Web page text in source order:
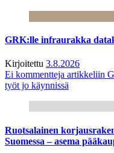
GRK:lle infraurakka
Kirjoitettu 3.8.2026
Ei kommentteja artikkeliin
työt jo käynnissä
Ruotsalainen
Suomessa – asema